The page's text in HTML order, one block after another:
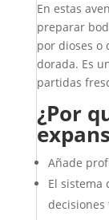
En estas
preparar
por dioses o
dorada. Es
partidas
¿Por
Añade
El sistema
decisiones